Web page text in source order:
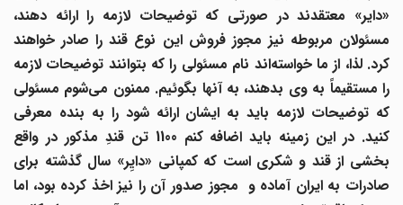
«دایر» معتقدند در صورتی که توضیحات لازمه را ارائه دهند،
مسئولان مربوطه نیز مجوز فروش این نوع قند را صادر خواهند
کرد. لذا، از ما خواستهاند نام مسئولی را که بتوانند توضیحات لازمه
را مستقیماً به وی بدهند، به آنها بگوئیم. ممنون میشوم مسئولی
که توضیحات لازمه باید به ایشان ارائه شود را به بنده معرفی
کنید. در این زمینه باید اضافه کنم 1100 تن قندِ مذکور در واقع
بخشی از قند و شکری است که کمپانی «دایِر» سال گذشته برای
صادرات به ایران آماده و مجوز صدور آن را نیز اخذ کرده بود، اما